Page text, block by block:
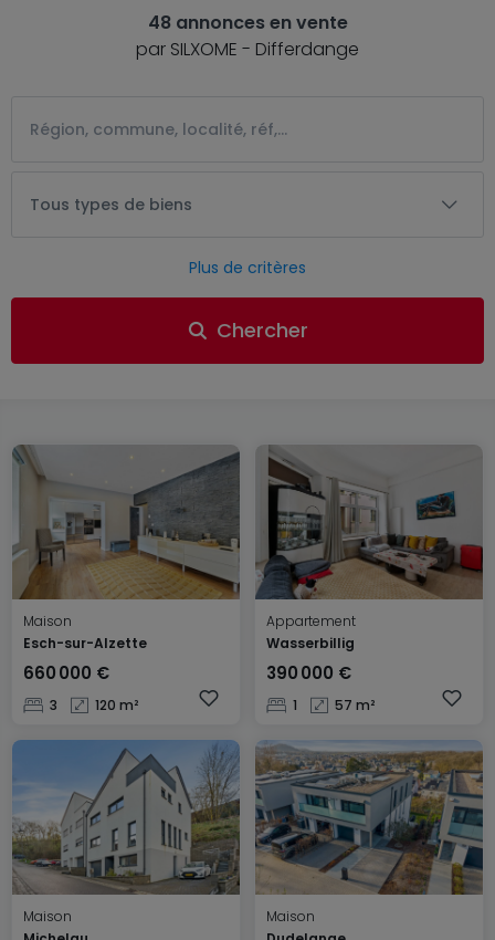
48 annonces en vente
par SILXOME - Differdange
Tous types de biens
Plus de critères
Chercher
Maison
Esch-sur-Alzette
660 000 €
3 120 m²
Appartement
Wasserbillig
390 000 €
1 57 m²
Maison
Maison